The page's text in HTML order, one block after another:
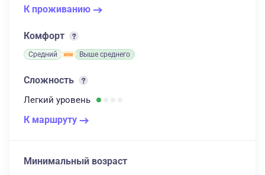
К проживанию
Комфорт
Средний Выше среднего
Сложность
Легкий уровень
К маршруту
Минимальный возраст